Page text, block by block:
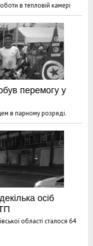
в тепловій камері
перемогу у
в парному розряді.
осіб
області сталося 64